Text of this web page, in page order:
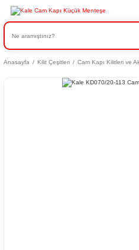
Anasayfa Kilit Çeşitleri Cam Kapı Kilitleri ve